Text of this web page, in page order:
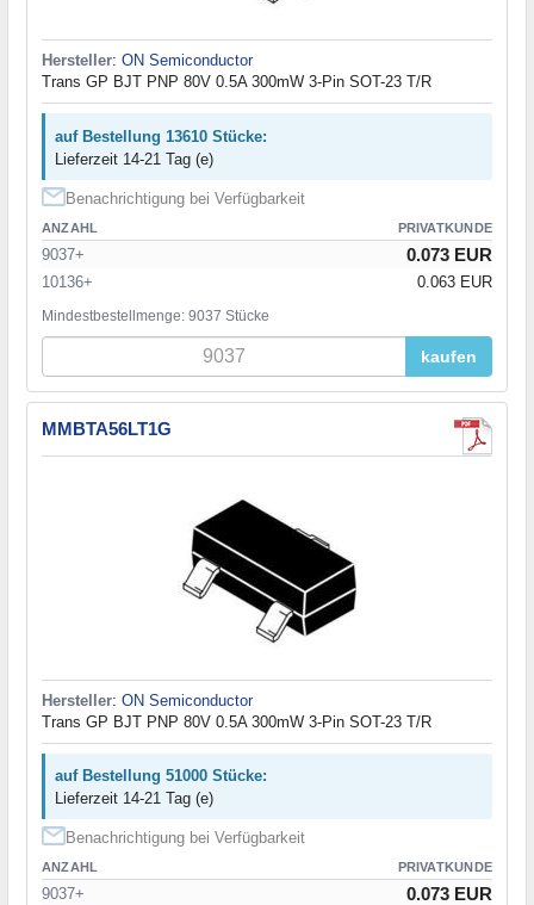
Hersteller: ON Semiconductor
Trans GP BJT PNP 80V 0.5A 300mW 3-Pin SOT-23 T/R
auf Bestellung 13610 Stücke:
Lieferzeit 14-21 Tag (e)
Benachrichtigung bei Verfügbarkeit
ANZAHL PRIVATKUNDE
9037+ 0.073 EUR
10136+ 0.063 EUR
Mindestbestellmenge: 9037 Stücke
kaufen
MMBTA56LT1G
Hersteller: ON Semiconductor
Trans GP BJT PNP 80V 0.5A 300mW 3-Pin SOT-23 T/R
auf Bestellung 51000 Stücke:
Lieferzeit 14-21 Tag (e)
Benachrichtigung bei Verfügbarkeit
ANZAHL PRIVATKUNDE
9037+ 0.073 EUR